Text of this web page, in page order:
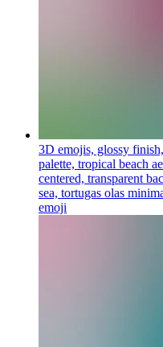
3D emojis, glossy
palette, tropical beach
centered, transparent
sea, tortugas olas
emoji